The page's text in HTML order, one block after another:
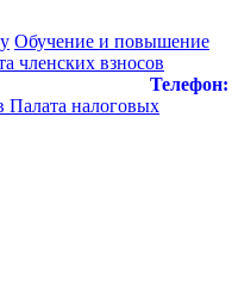
Обучение и повышение
членских взносов
Телефон:
Палата налоговых